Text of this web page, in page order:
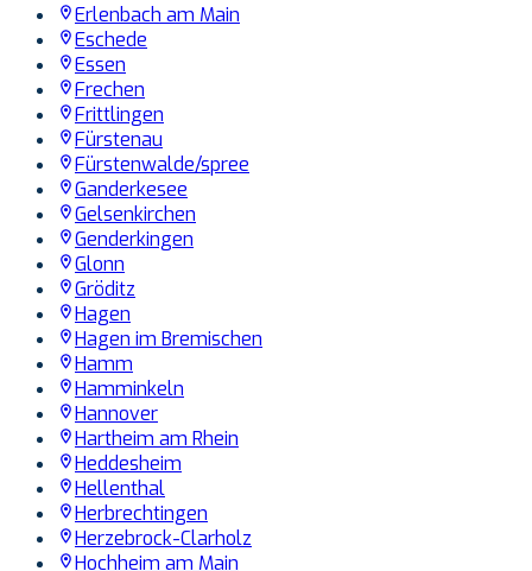
Erlenbach am Main
Eschede
Essen
Frechen
Frittlingen
Fürstenau
Fürstenwalde/spree
Ganderkesee
Gelsenkirchen
Genderkingen
Glonn
Gröditz
Hagen
Hagen im Bremischen
Hamm
Hamminkeln
Hannover
Hartheim am Rhein
Heddesheim
Hellenthal
Herbrechtingen
Herzebrock-Clarholz
Hochheim am Main